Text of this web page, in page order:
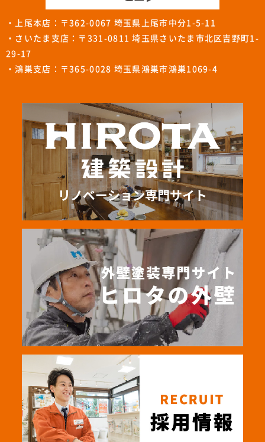
・上尾本店：〒362-0067 埼玉県上尾市中分1-5-11
・さいたま支店：〒331-0811 埼玉県さいたま市北区吉野町1-
29-17
・鴻巣支店：〒365-0028 埼玉県鴻巣市鴻巣1069-4